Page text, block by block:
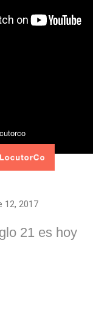
12, 2017
21 es hoy